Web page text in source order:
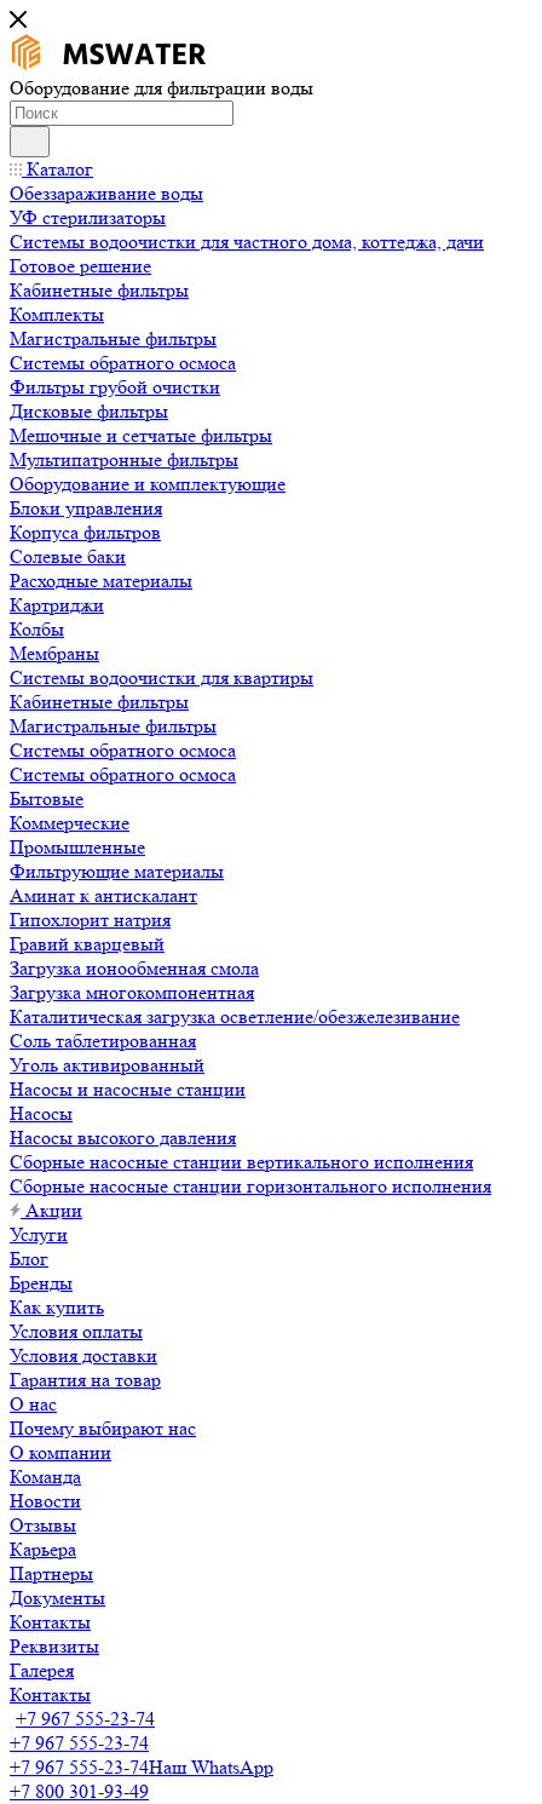
Оборудование для фильтрации воды
Каталог
Обеззараживание воды
УФ стерилизаторы
Системы водоочистки для частного дома, коттеджа, дачи
Готовое решение
Кабинетные фильтры
Комплекты
Магистральные фильтры
Системы обратного осмоса
Фильтры грубой очистки
Дисковые фильтры
Мешочные и сетчатые фильтры
Мультипатронные фильтры
Оборудование и комплектующие
Блоки управления
Корпуса фильтров
Солевые баки
Расходные материалы
Картриджи
Колбы
Мембраны
Системы водоочистки для квартиры
Кабинетные фильтры
Магистральные фильтры
Системы обратного осмоса
Системы обратного осмоса
Бытовые
Коммерческие
Промышленные
Фильтрующие материалы
Аминат к антискалант
Гипохлорит натрия
Гравий кварцевый
Загрузка ионообменная смола
Загрузка многокомпонентная
Каталитическая загрузка осветление/обезжелезивание
Соль таблетированная
Уголь активированный
Насосы и насосные станции
Насосы
Насосы высокого давления
Сборные насосные станции вертикального исполнения
Сборные насосные станции горизонтального исполнения
Акции
Услуги
Блог
Бренды
Как купить
Условия оплаты
Условия доставки
Гарантия на товар
О нас
Почему выбирают нас
О компании
Команда
Новости
Отзывы
Карьера
Партнеры
Документы
Контакты
Реквизиты
Галерея
Контакты
+7 967 555-23-74
+7 967 555-23-74
+7 967 555-23-74Наш WhatsApp
+7 800 301-93-49